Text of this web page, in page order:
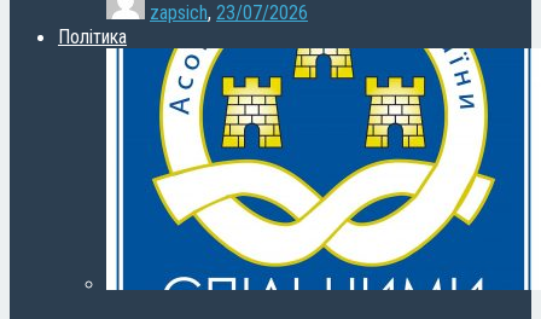
zapsich, 23/07/2026
Політика